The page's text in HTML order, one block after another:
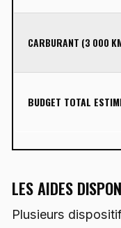
CARBURANT (3 000
BUDGET TOTAL
LES AIDES
Plusieurs